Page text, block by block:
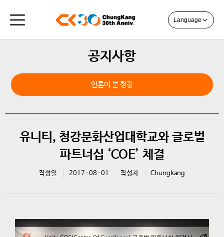
Language
공지사항
언론이 본 청강
유니티, 청강문화산업대학교와 글로벌
파트너십 ‘COE’ 체결
작성일 2017-08-01 작성자 Chungkang